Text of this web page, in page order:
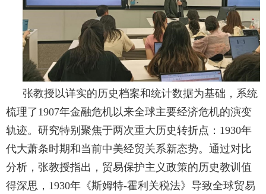
张教授以详实的历史档案和统计数据为基础，系统
梳理了1907年金融危机以来全球主要经济危机的演变
轨迹。研究特别聚焦于两次重大历史转折点：1930年
代大萧条时期和当前中美经贸关系新态势。通过对比
分析，张教授指出，贸易保护主义政策的历史教训值
得深思，1930年《斯姆特-霍利关税法》导致全球贸易